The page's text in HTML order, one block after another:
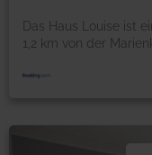
Das Haus Louise ist
1,2 km von der